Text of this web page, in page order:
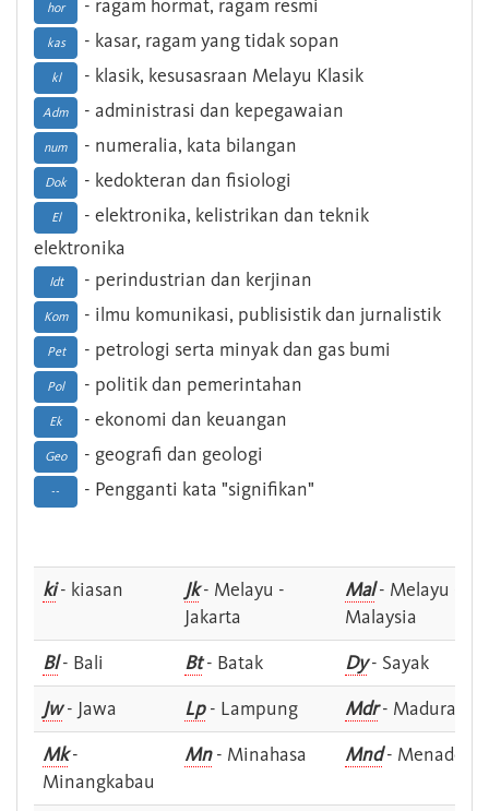
hor - ragam hormat, ragam resmi
kas - kasar, ragam yang tidak sopan
kl - klasik, kesusasraan Melayu Klasik
Adm - administrasi dan kepegawaian
num - numeralia, kata bilangan
Dok - kedokteran dan fisiologi
El
- elektronika, kelistrikan dan teknik
elektronika
Idt - perindustrian dan kerjinan
Kom - ilmu komunikasi, publisistik dan jurnalistik
Pet - petrologi serta minyak dan gas bumi
Pol - politik dan pemerintahan
Ek - ekonomi dan keuangan
Geo - geografi dan geologi
-- - Pengganti kata "signifikan"
ki- kiasan Jk- Melayu -
Jakarta
Mal- Melayu -
Malaysia
Bl- Bali Bt- Batak Dy- Sayak
Jw- Jawa Lp- Lampung Mdr- Madura
Mk-
Minangkabau
Mn- Minahasa Mnd- Menado